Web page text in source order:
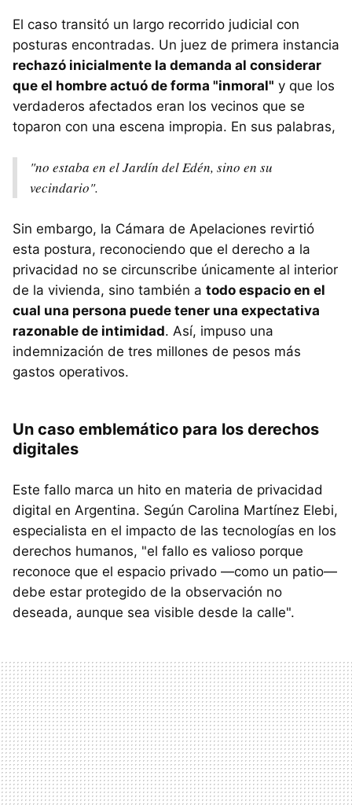
El caso transitó un largo recorrido judicial con
posturas encontradas. Un juez de primera instancia
rechazó inicialmente la demanda al considerar
que el hombre actuó de forma "inmoral" y que los
verdaderos afectados eran los vecinos que se
toparon con una escena impropia. En sus palabras,
"no estaba en el Jardín del Edén, sino en su
vecindario".
Sin embargo, la Cámara de Apelaciones revirtió
esta postura, reconociendo que el derecho a la
privacidad no se circunscribe únicamente al interior
de la vivienda, sino también a todo espacio en el
cual una persona puede tener una expectativa
razonable de intimidad. Así, impuso una
indemnización de tres millones de pesos más
gastos operativos.
Un caso emblemático para los derechos
digitales
Este fallo marca un hito en materia de privacidad
digital en Argentina. Según Carolina Martínez Elebi,
especialista en el impacto de las tecnologías en los
derechos humanos, "el fallo es valioso porque
reconoce que el espacio privado —como un patio—
debe estar protegido de la observación no
deseada, aunque sea visible desde la calle".